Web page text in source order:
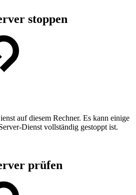
stoppen
auf diesem Rechner. Es kann einige
Dienst vollständig gestoppt ist.
prüfen